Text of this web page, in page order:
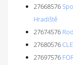
27668576
Hradiště
27674576
27680576
27697576